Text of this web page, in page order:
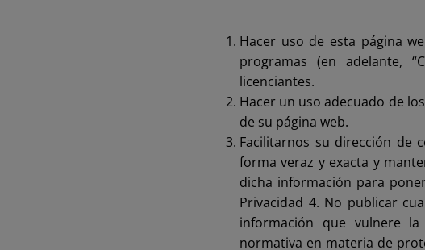
Hacer uso de esta página
programas (en adelante,
licenciantes.
Hacer un uso adecuado de
de su página web.
Facilitarnos su dirección de
forma veraz y exacta y
dicha información para
Privacidad 4. No publicar
información que vulnere
normativa en materia de